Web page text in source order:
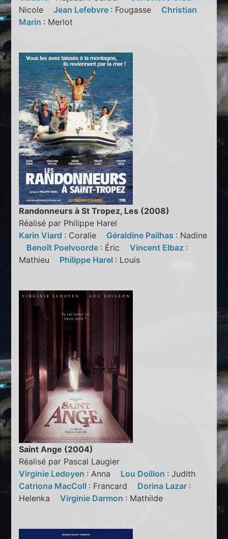
NicoleJean Lefebvre : Fougasse Christian
Marin : Merlot
Randonneurs à St Tropez, Les (2008)
Réalisé par Philippe Harel
Karin Viard : Coralie Géraldine Pailhas : Nadine
Benoît Poelvoorde : ÉricVincent Elbaz :
Mathieu Philippe Harel : Louis
Saint Ange (2004)
Réalisé par Pascal Laugier
Virginie Ledoyen : Anna Lou Doillon : Judith
Catriona MacColl : Francard Dorina Lazar :
HelenkaVirginie Darmon : Mathilde